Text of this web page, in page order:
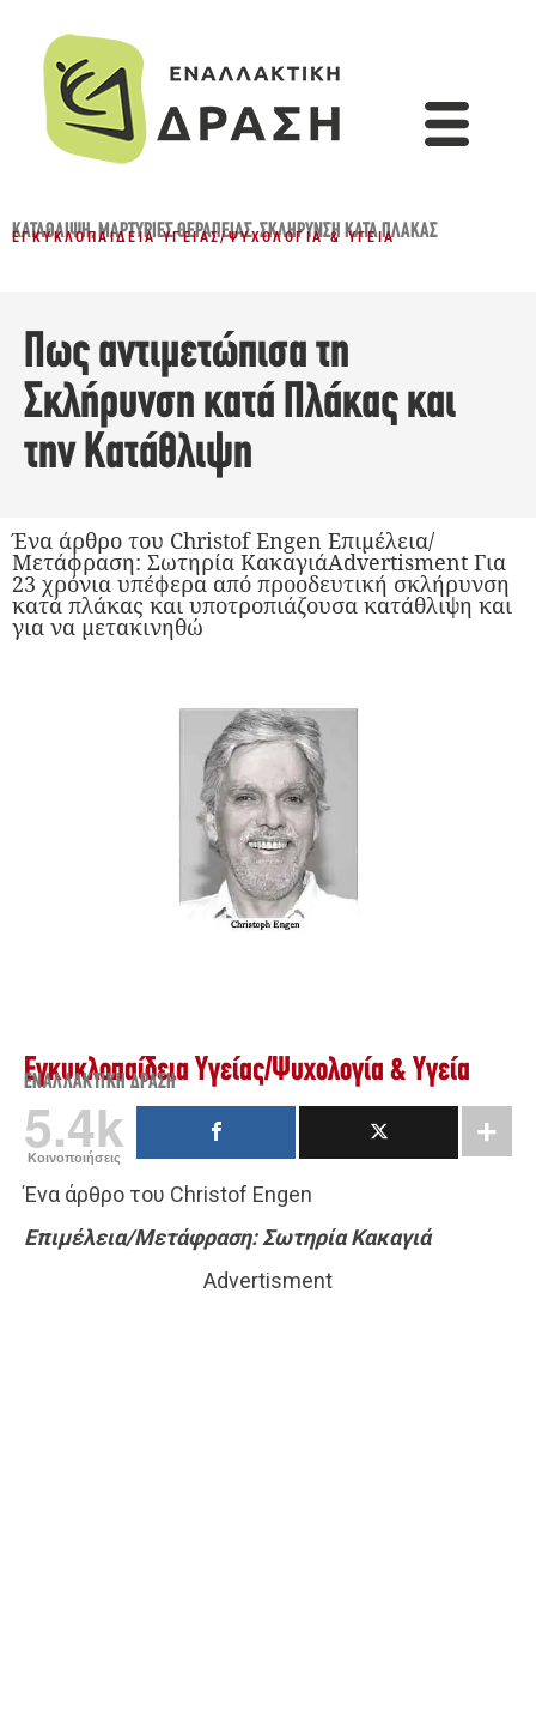
ΚΑΤΆΘΛΙΨΗ,ΜΑΡΤΥΡΊΕΣ ΘΕΡΑΠΕΊΑΣ,ΣΚΛΉΡΥΝΣΗ ΚΑΤΆ ΠΛΆΚΑΣ
ΕΓΚΥΚΛΟΠΑΊΔΕΙΑ ΥΓΕΊΑΣ/ΨΥΧΟΛΟΓΊΑ & ΥΓΕΊΑ
Πως αντιμετώπισα τη
Σκλήρυνση κατά Πλάκας και
την Κατάθλιψη
Ένα άρθρο του Christof Engen Επιμέλεια/
Μετάφραση: Σωτηρία ΚακαγιάAdvertisment Για
23 χρόνια υπέφερα από προοδευτική σκλήρυνση
κατά πλάκας και υποτροπιάζουσα κατάθλιψη και
για να μετακινηθώ
Εγκυκλοπαίδεια Υγείας/Ψυχολογία & Υγεία
ΕΝΑΛΛΑΚΤΙΚΉ ΔΡΆΣΗ
5.4k
Κοινοποιήσεις
Ένα άρθρο του Christof Engen
Επιμέλεια/Μετάφραση: Σωτηρία Κακαγιά
Advertisment